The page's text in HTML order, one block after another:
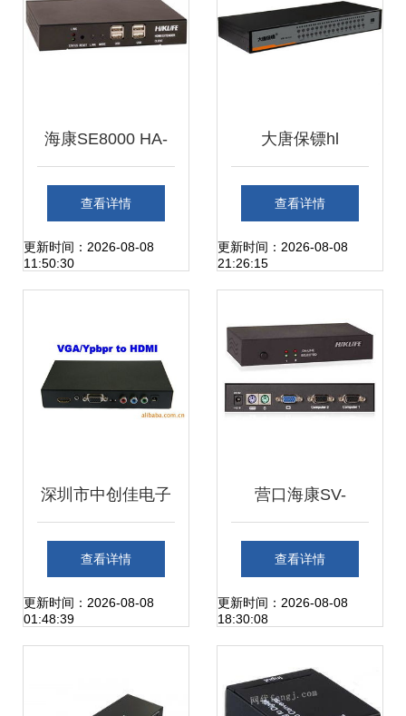
海康SE8000 HA-
KVM切换器 一款数
据家庭构建的高效
查看详情
更新时间：2026-08-08
11:50:30
大唐保镖hl
7032kvm切换器产
品图片2
查看详情
更新时间：2026-08-08
21:26:15
深圳市中创佳电子
专业转换器、切换
器及视频分配器产
查看详情
更新时间：2026-08-08
01:48:39
营口海康SV-
1002P 多合一数码
切换器的实战表现
查看详情
更新时间：2026-08-08
18:30:08